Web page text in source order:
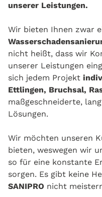
unserer Leistungen.
Wir bieten Ihnen zwar
nicht heißt, dass wir
unserer Leistungen
sich jedem Projekt
Ettlingen, Bruchsal,
maßgeschneiderte,
Lösungen.
Wir möchten unseren
bieten, weswegen wir
so für eine konstante
sorgen. Es gibt keine
SANIPRO nicht